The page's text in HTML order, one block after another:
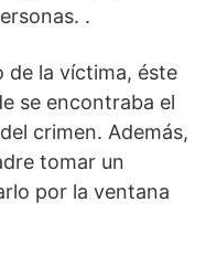
.
de la víctima, éste
se encontraba el
crimen. Además,
tomar un
por la ventana